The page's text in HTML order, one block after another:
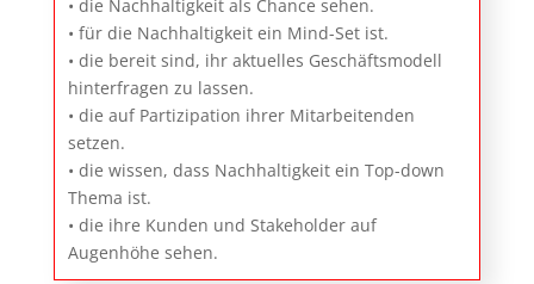
• die Nachhaltigkeit als Chance sehen.
• für die Nachhaltigkeit ein Mind-Set ist.
• die bereit sind, ihr aktuelles Geschäftsmodell
hinterfragen zu lassen.
• die auf Partizipation ihrer Mitarbeitenden
setzen.
• die wissen, dass Nachhaltigkeit ein Top-down
Thema ist.
• die ihre Kunden und Stakeholder auf
Augenhöhe sehen.